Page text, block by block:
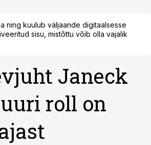
ning kuulub väljaande digitaalsesse
sisu, mistõttu võib olla vajalik
Janeck
roll on